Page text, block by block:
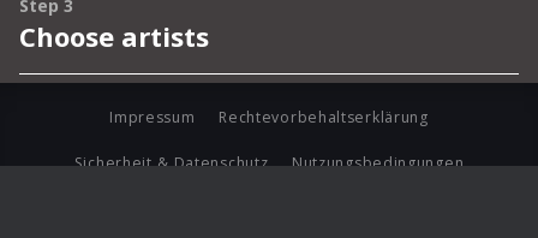
Impressum Rechtevorbehaltserklärung
Sicherheit & Datenschutz Nutzungsbedingungen